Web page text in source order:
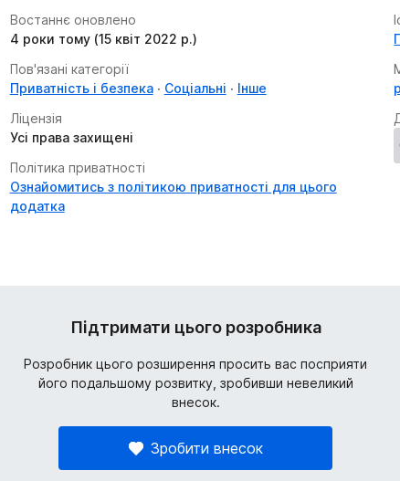
Востаннє оновлено
4 роки тому (15 квіт 2022 р.)
Пов'язані категорії
Приватність і безпека
Соціальні
Інше
Ліцензія
Усі права захищені
Політика приватності
Ознайомитись з політикою приватності для цього
додатка
Підтримати цього розробника
Розробник цього розширення просить вас посприяти
його подальшому розвитку, зробивши невеликий
внесок.
Зробити внесок